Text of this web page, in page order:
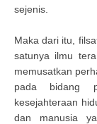
sejenis.
Maka dari itu,
satunya ilmu
memusatkan
pada bidang
kesejahteraan
dan manusia